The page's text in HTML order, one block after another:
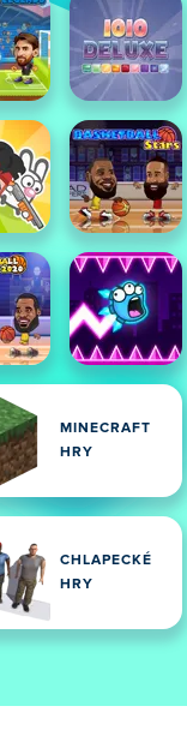
MINECRAFT
HRY
CHLAPECKÉ
HRY